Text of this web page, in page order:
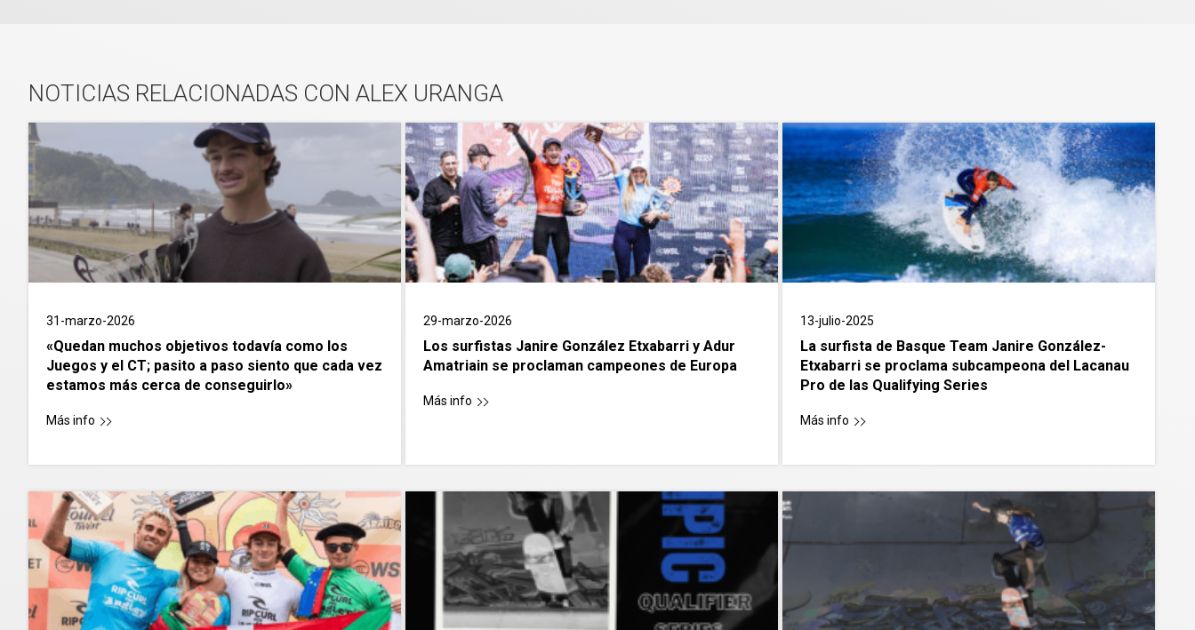
NOTICIAS RELACIONADAS CON ALEX URANGA
31-marzo-2026
«Quedan muchos objetivos todavía como los
Juegos y el CT; pasito a paso siento que cada vez
estamos más cerca de conseguirlo»
Más info
29-marzo-2026
Los surfistas Janire González Etxabarri y Adur
Amatriain se proclaman campeones de Europa
Más info
13-julio-2025
La surfista de Basque Team Janire González-
Etxabarri se proclama subcampeona del Lacanau
Pro de las Qualifying Series
Más info